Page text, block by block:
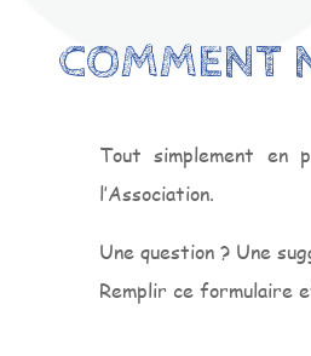
COMMENT
Tout simplement en
l’Association.
Une question ? Une
Remplir ce formulaire